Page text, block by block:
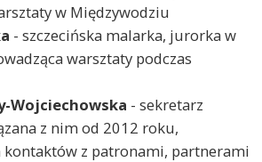
w Międzywodziu
- szczecińska malarka, jurorka w
warsztaty podczas
Wojciechowska - sekretarz
z nim od 2012 roku,
z patronami, partnerami